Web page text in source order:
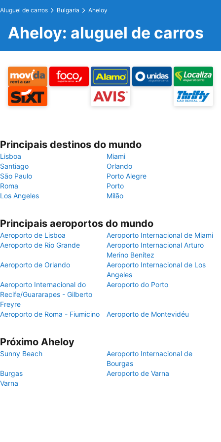
Aluguel de carros Bulgaria Aheloy
Aheloy: aluguel de carros
Principais destinos do mundo
Lisboa
Miami
Santiago
Orlando
São Paulo
Porto Alegre
Roma
Porto
Los Angeles
Milão
Principais aeroportos do mundo
Aeroporto de Lisboa
Aeroporto Internacional de Miami
Aeroporto de Rio Grande
Aeroporto Internacional Arturo
Merino Benítez
Aeroporto de Orlando
Aeroporto Internacional de Los
Angeles
Aeroporto Internacional do
Recife/Guararapes - Gilberto
Freyre
Aeroporto do Porto
Aeroporto de Roma - Fiumicino Aeroporto de Montevidéu
Próximo Aheloy
Sunny Beach
Aeroporto Internacional de
Bourgas
Burgas
Aeroporto de Varna
Varna